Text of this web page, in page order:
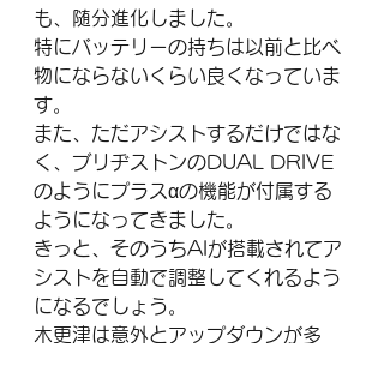
も、随分進化しました。
特にバッテリーの持ちは以前と比べ
物にならないくらい良くなっていま
す。
また、ただアシストするだけではな
く、ブリヂストンのDUAL DRIVE
のようにプラスαの機能が付属する
ようになってきました。
きっと、そのうちAIが搭載されてア
シストを自動で調整してくれるよう
になるでしょう。
木更津は意外とアップダウンが多